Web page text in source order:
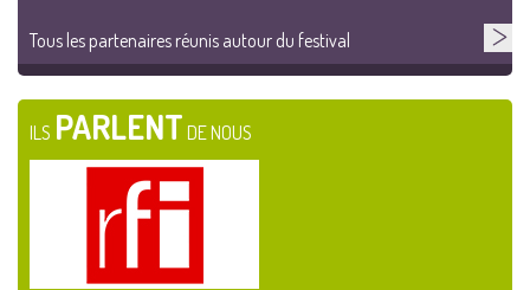
Tous les partenaires réunis autour du festival
ILS PARLENT DE NOUS